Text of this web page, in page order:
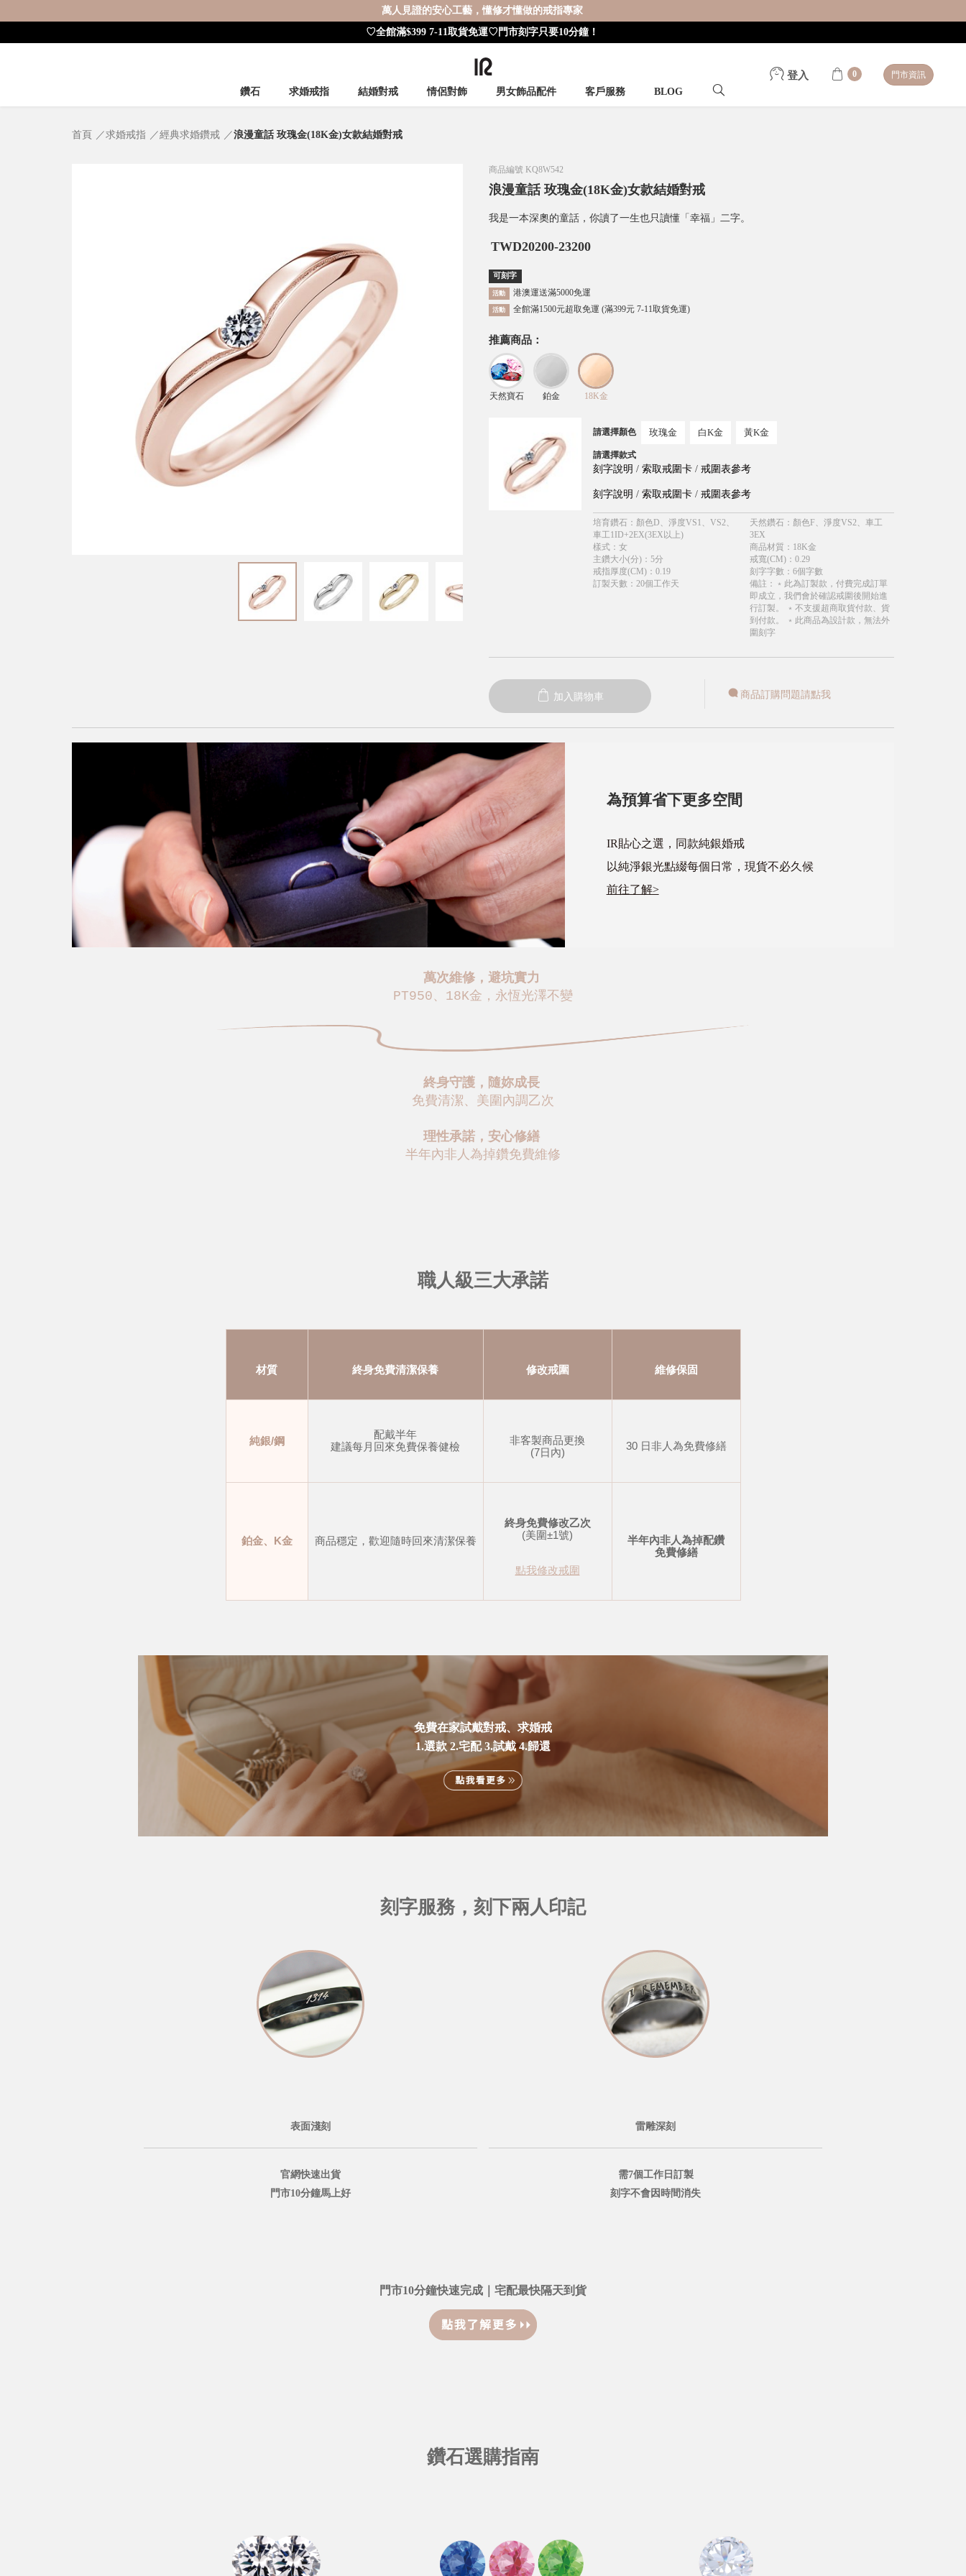
萬人見證的安心工藝，懂修才懂做的戒指專家
♡全館滿$399 7-11取貨免運♡門市刻字只要10分鐘！
鑽石 求婚戒指 結婚對戒 情侶對飾 男女飾品配件 客戶服務 BLOG
登入 0 門市資訊
首頁 求婚戒指 經典求婚鑽戒 浪漫童話 玫瑰金(18K金)女款結婚對戒
商品編號 KQ8W542
浪漫童話 玫瑰金(18K金)女款結婚對戒
我是一本深奧的童話，你讀了一生也只讀懂「幸福」二字。
TWD20200-23200
可刻字
活動 港澳運送滿5000免運
活動 全館滿1500元超取免運 (滿399元 7-11取貨免運)
推薦商品：
天然寶石 鉑金 18K金
請選擇顏色 玫瑰金 白K金 黃K金
請選擇款式
刻字說明 / 索取戒圍卡 / 戒圍表參考
刻字說明 / 索取戒圍卡 / 戒圍表參考
培育鑽石 ： 顏色D、淨度VS1、VS2、
車工1ID+2EX(3EX以上)
天然鑽石： 顏色F、淨度VS2、車工
3EX
樣式 ： 女 商品材質 ： 18K金
主鑽大小(分) ： 5分 戒寬(CM)： 0.29
戒指厚度(CM) ： 0.19 刻字字數 ： 6個字數
訂製天數 ： 20個工作天 備註 ：
﹡此為訂製款，付費完成訂單
即成立，我們會於確認戒圍後開始進
行訂製。 ﹡不支援超商取貨付款、貨
到付款。 ﹡此商品為設計款，無法外
圍刻字
加入購物車 商品訂購問題請點我
為預算省下更多空間
IR貼心之選，同款純銀婚戒
以純淨銀光點綴每個日常，現貨不必久候
前往了解>
萬次維修，避坑實力
PT950、18K金，永恆光澤不變
終身守護，隨妳成長
免費清潔、美圍內調乙次
理性承諾，安心修繕
半年內非人為掉鑽免費維修
職人級三大承諾
材質 終身免費清潔保養 修改戒圍 維修保固
純銀/鋼
配戴半年
建議每月回來免費保養健檢
非客製商品更換
(7日內)
30 日非人為免費修繕
鉑金、K金 商品穩定，歡迎隨時回來清潔保養
終身免費修改乙次
(美圍±1號)
點我修改戒圍
半年內非人為掉配鑽
免費修繕
免費在家試戴對戒、求婚戒
1.選款 2.宅配 3.試戴 4.歸還
刻字服務，刻下兩人印記
表面淺刻
官網快速出貨
門市10分鐘馬上好
雷雕深刻
需7個工作日訂製
刻字不會因時間消失
門市10分鐘快速完成｜宅配最快隔天到貨
鑽石選購指南